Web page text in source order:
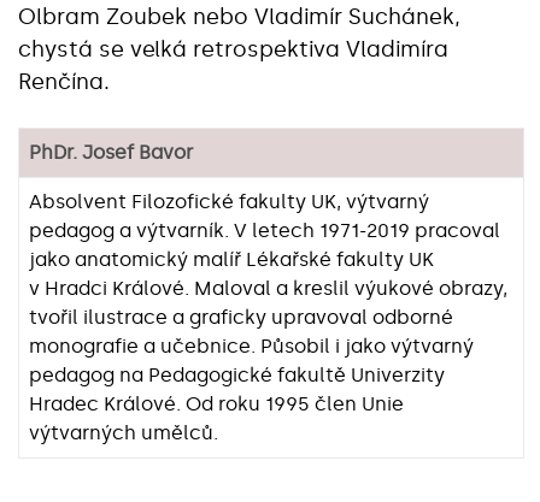
Olbram Zoubek nebo Vladimír Suchánek,
chystá se velká retrospektiva Vladimíra
Renčína.
PhDr. Josef Bavor
Absolvent Filozofické fakulty UK, výtvarný
pedagog a výtvarník. V letech 1971-2019 pracoval
jako anatomický malíř Lékařské fakulty UK
v Hradci Králové. Maloval a kreslil výukové obrazy,
tvořil ilustrace a graficky upravoval odborné
monografie a učebnice. Působil i jako výtvarný
pedagog na Pedagogické fakultě Univerzity
Hradec Králové. Od roku 1995 člen Unie
výtvarných umělců.